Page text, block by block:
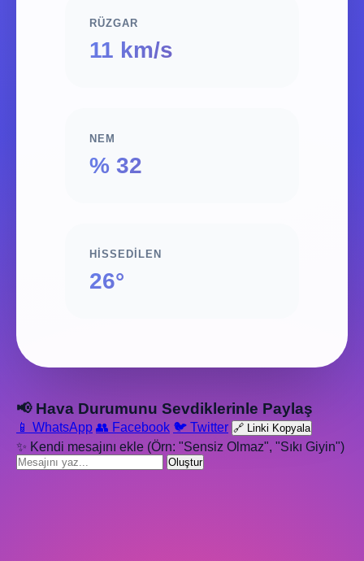
RÜZGAR
11 km/s
NEM
% 32
HISSEDILEN
26°
📢 Hava Durumunu Sevdiklerinle Paylaş
📱 WhatsApp 👥 Facebook 🐦 Twitter 🔗 Linki Kopyala
✨ Kendi mesajını ekle (Örn: "Sensiz Olmaz", "Sıkı Giyin")
Oluştur